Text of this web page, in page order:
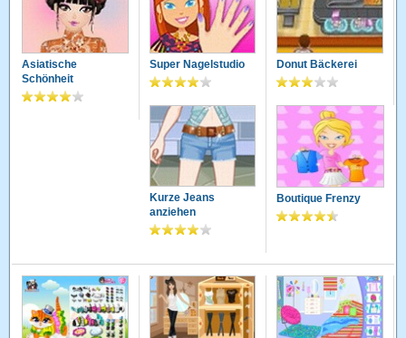
Asiatische
Schönheit
Super Nagelstudio Donut Bäckerei
Kurze Jeans
anziehen
Boutique Frenzy